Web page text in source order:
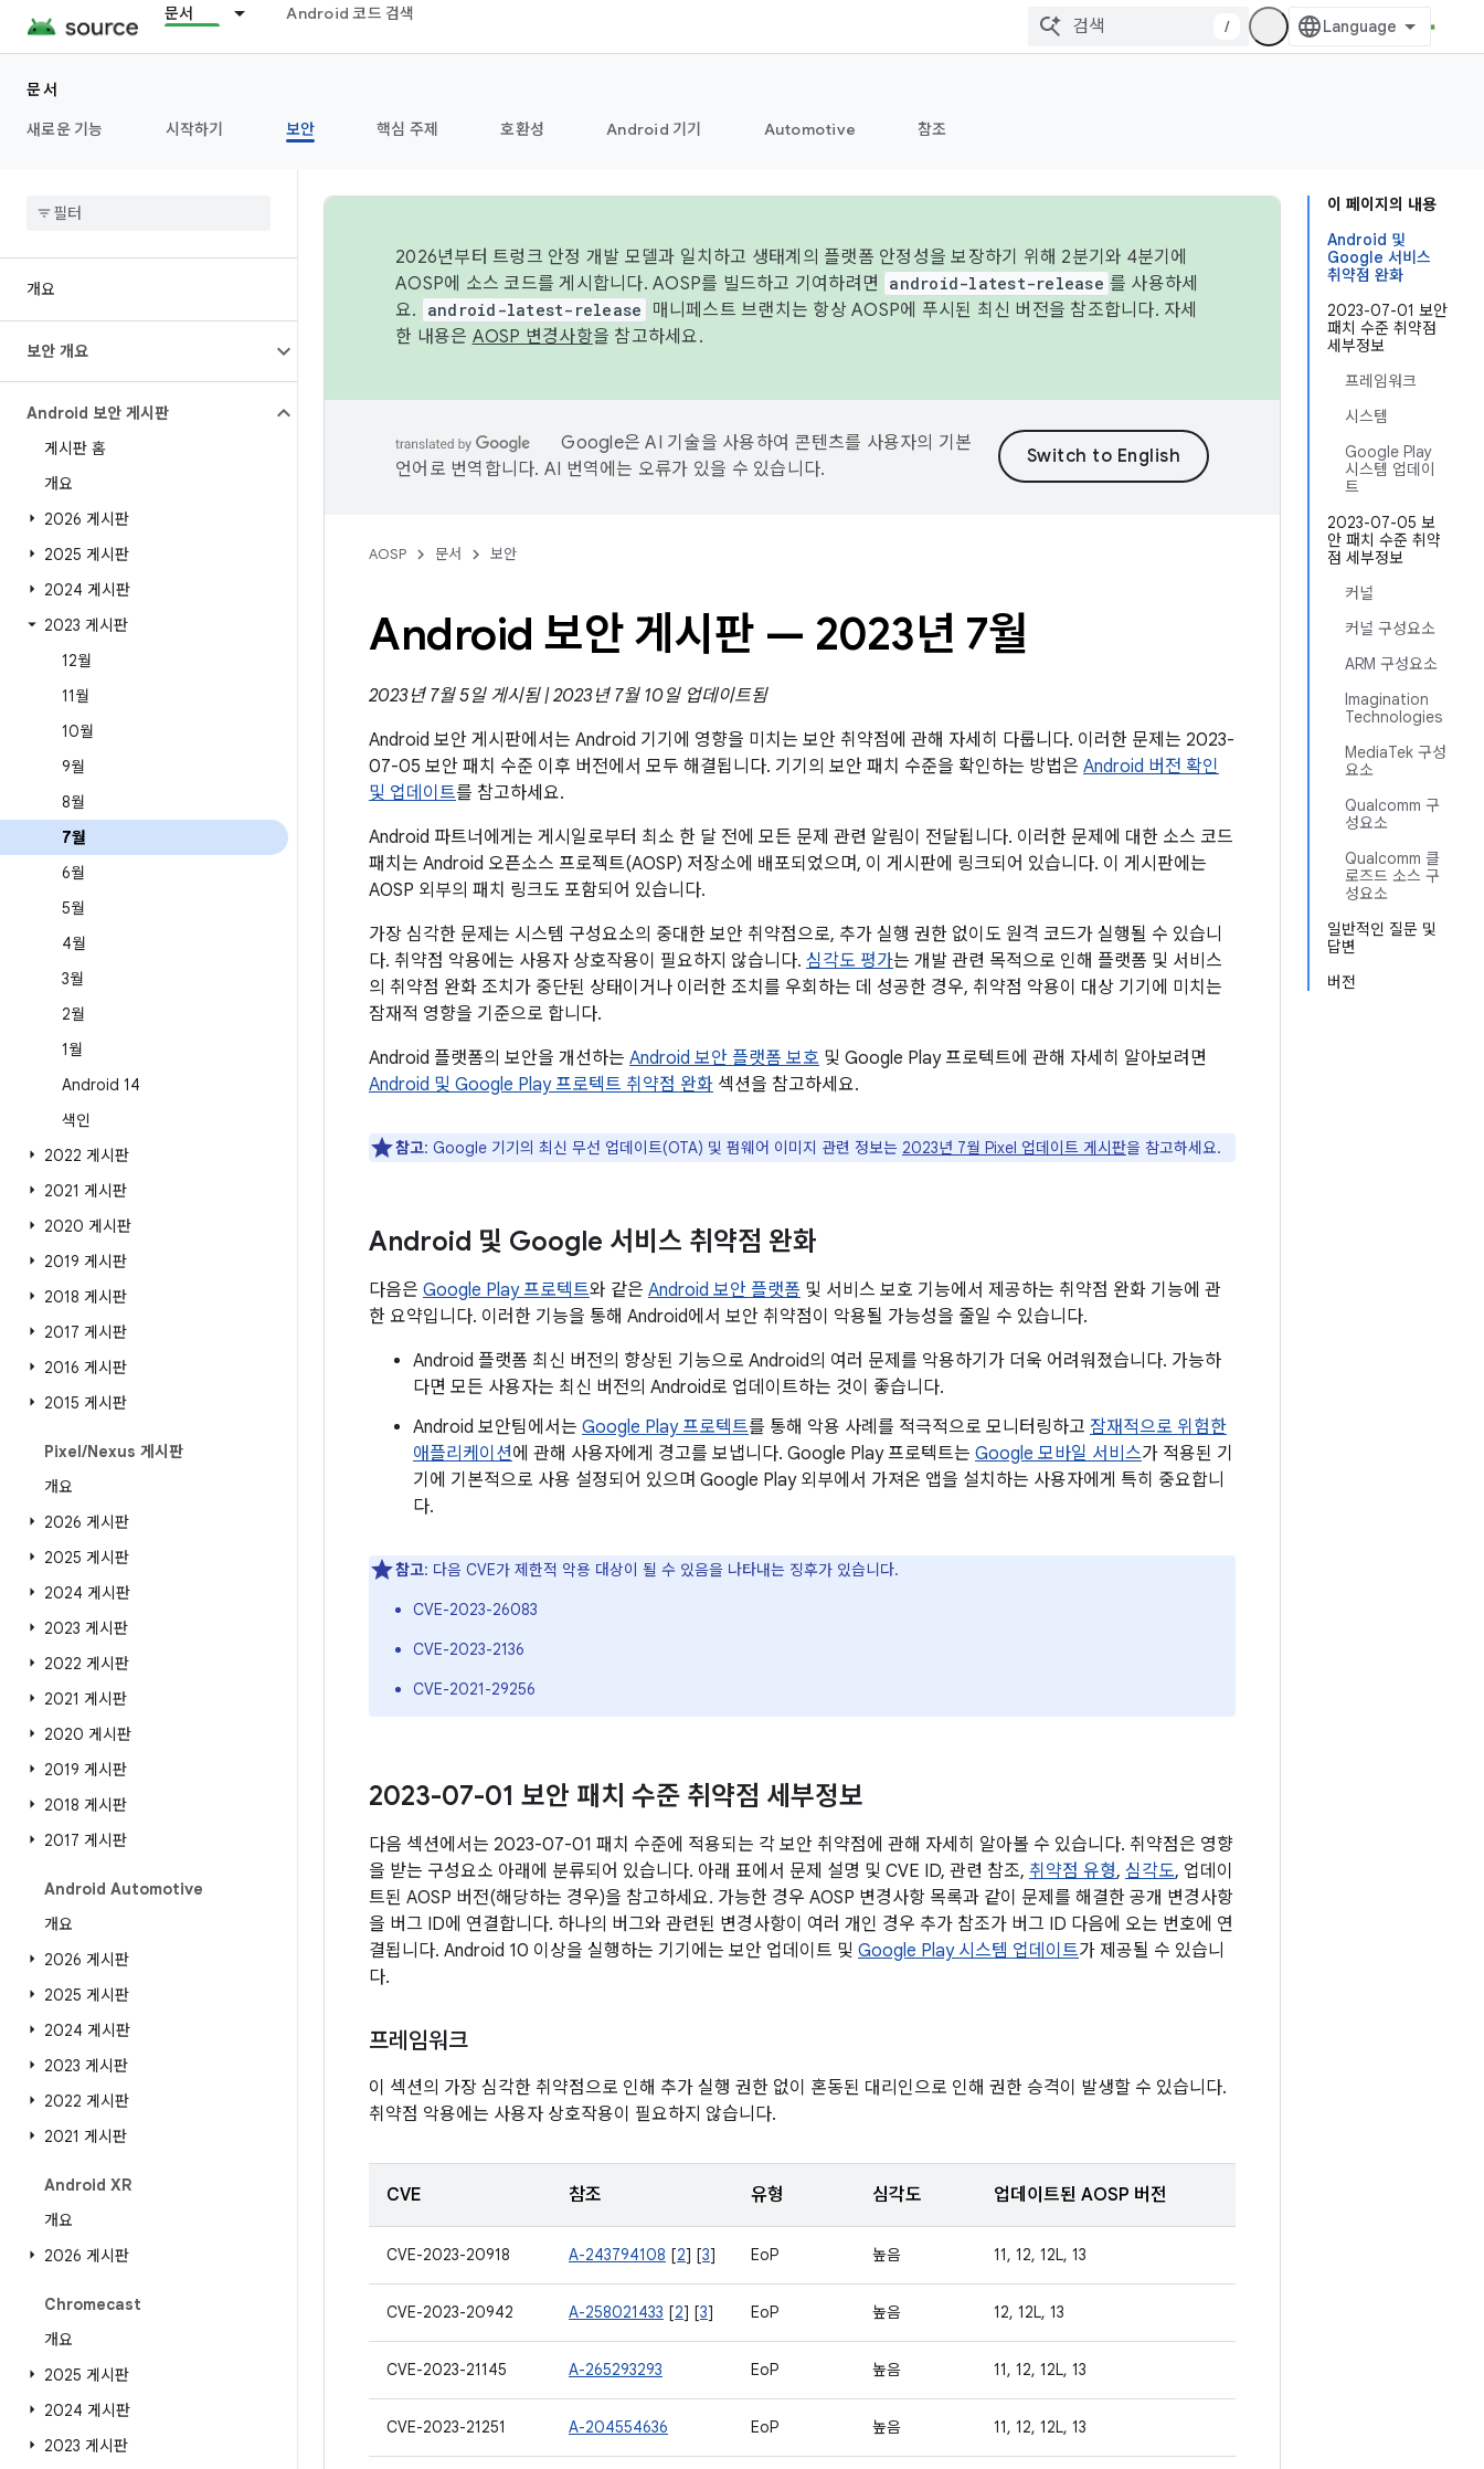
문서 Android 코드 검색
/
문서
새로운 기능
시작하기 보안 핵심 주제 호환성 Android 기기 Automotive 참조
개요
보안 개요
Android 보안 게시판
게시판 홈
개요
2026 게시판
2025 게시판
2024 게시판
2023 게시판
12월
11월
10월
9월
8월
7월
6월
5월
4월
3월
2월
1월
Android 14
색인
2022 게시판
2021 게시판
2020 게시판
2019 게시판
2018 게시판
2017 게시판
2016 게시판
2015 게시판
Pixel/Nexus 게시판
개요
2026 게시판
2025 게시판
2024 게시판
2023 게시판
2022 게시판
2021 게시판
2020 게시판
2019 게시판
2018 게시판
2017 게시판
Android Automotive
개요
2026 게시판
2025 게시판
2024 게시판
2023 게시판
2022 게시판
2021 게시판
Android XR
개요
2026 게시판
Chromecast
개요
2025 게시판
2024 게시판
2023 게시판
이 페이지의 내용
Android 및
Google 서비스
취약점 완화
2023-07-01 보안
패치 수준 취약점
세부정보
프레임워크
시스템
Google Play
시스템 업데이
트
2023-07-05 보
안 패치 수준 취약
점 세부정보
커널
커널 구성요소
ARM 구성요소
Imagination
Technologies
MediaTek 구성
요소
Qualcomm 구
성요소
Qualcomm 클
로즈드 소스 구
성요소
일반적인 질문 및
답변
버전
2026년부터 트렁크 안정 개발 모델과 일치하고 생태계의 플랫폼 안정성을 보장하기 위해 2분기와 4분기에
AOSP에 소스 코드를 게시합니다. AOSP를 빌드하고 기여하려면
android-latest-release 를 사용하세
요.
android-latest-release
매니페스트 브랜치는 항상 AOSP에 푸시된 최신 버전을 참조합니다. 자세
한 내용은 AOSP 변경사항을 참고하세요.
Google은 AI 기술을 사용하여 콘텐츠를 사용자의 기본
언어로 번역합니다. AI 번역에는 오류가 있을 수 있습니다.
AOSP 문서 보안
Android 보안 게시판 — 2023년 7월
2023년 7월 5일 게시됨 | 2023년 7월 10일 업데이트됨
Android 보안 게시판에서는 Android 기기에 영향을 미치는 보안 취약점에 관해 자세히 다룹니다. 이러한 문제는 2023-
07-05 보안 패치 수준 이후 버전에서 모두 해결됩니다. 기기의 보안 패치 수준을 확인하는 방법은 Android 버전 확인
및 업데이트를 참고하세요.
Android 파트너에게는 게시일로부터 최소 한 달 전에 모든 문제 관련 알림이 전달됩니다. 이러한 문제에 대한 소스 코드
패치는 Android 오픈소스 프로젝트(AOSP) 저장소에 배포되었으며, 이 게시판에 링크되어 있습니다. 이 게시판에는
AOSP 외부의 패치 링크도 포함되어 있습니다.
가장 심각한 문제는 시스템 구성요소의 중대한 보안 취약점으로, 추가 실행 권한 없이도 원격 코드가 실행될 수 있습니
다. 취약점 악용에는 사용자 상호작용이 필요하지 않습니다. 심각도 평가는 개발 관련 목적으로 인해 플랫폼 및 서비스
의 취약점 완화 조치가 중단된 상태이거나 이러한 조치를 우회하는 데 성공한 경우, 취약점 악용이 대상 기기에 미치는
잠재적 영향을 기준으로 합니다.
Android 플랫폼의 보안을 개선하는 Android 보안 플랫폼 보호 및 Google Play 프로텍트에 관해 자세히 알아보려면
Android 및 Google Play 프로텍트 취약점 완화 섹션을 참고하세요.
참고: Google 기기의 최신 무선 업데이트(OTA) 및 펌웨어 이미지 관련 정보는 2023년 7월 Pixel 업데이트 게시판을 참고하세요.
Android 및 Google 서비스 취약점 완화
다음은 Google Play 프로텍트와 같은 Android 보안 플랫폼 및 서비스 보호 기능에서 제공하는 취약점 완화 기능에 관
한 요약입니다. 이러한 기능을 통해 Android에서 보안 취약점이 악용될 가능성을 줄일 수 있습니다.
Android 플랫폼 최신 버전의 향상된 기능으로 Android의 여러 문제를 악용하기가 더욱 어려워졌습니다. 가능하
다면 모든 사용자는 최신 버전의 Android로 업데이트하는 것이 좋습니다.
Android 보안팀에서는 Google Play 프로텍트를 통해 악용 사례를 적극적으로 모니터링하고 잠재적으로 위험한
애플리케이션에 관해 사용자에게 경고를 보냅니다. Google Play 프로텍트는 Google 모바일 서비스가 적용된 기
기에 기본적으로 사용 설정되어 있으며 Google Play 외부에서 가져온 앱을 설치하는 사용자에게 특히 중요합니
다.
참고: 다음 CVE가 제한적 악용 대상이 될 수 있음을 나타내는 징후가 있습니다.
CVE-2023-26083
CVE-2023-2136
CVE-2021-29256
2023-07-01 보안 패치 수준 취약점 세부정보
다음 섹션에서는 2023-07-01 패치 수준에 적용되는 각 보안 취약점에 관해 자세히 알아볼 수 있습니다. 취약점은 영향
을 받는 구성요소 아래에 분류되어 있습니다. 아래 표에서 문제 설명 및 CVE ID, 관련 참조, 취약점 유형, 심각도, 업데이
트된 AOSP 버전(해당하는 경우)을 참고하세요. 가능한 경우 AOSP 변경사항 목록과 같이 문제를 해결한 공개 변경사항
을 버그 ID에 연결합니다. 하나의 버그와 관련된 변경사항이 여러 개인 경우 추가 참조가 버그 ID 다음에 오는 번호에 연
결됩니다. Android 10 이상을 실행하는 기기에는 보안 업데이트 및 Google Play 시스템 업데이트가 제공될 수 있습니
다.
프레임워크
이 섹션의 가장 심각한 취약점으로 인해 추가 실행 권한 없이 혼동된 대리인으로 인해 권한 승격이 발생할 수 있습니다.
취약점 악용에는 사용자 상호작용이 필요하지 않습니다.
CVE 참조 유형 심각도 업데이트된 AOSP 버전
CVE-2023-20918 A-243794108 [2] [3] EoP 높음 11, 12, 12L, 13
CVE-2023-20942 A-258021433 [2] [3] EoP 높음 12, 12L, 13
CVE-2023-21145 A-265293293 EoP 높음 11, 12, 12L, 13
CVE-2023-21251 A-204554636 EoP 높음 11, 12, 12L, 13